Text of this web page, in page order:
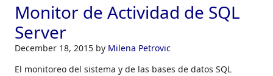
Monitor de Actividad de SQL
Server
December 18, 2015 by Milena Petrovic
El monitoreo del sistema y de las bases de datos SQL